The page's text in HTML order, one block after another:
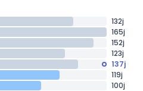
132j
165j
152j
123j
137j
119j
100j